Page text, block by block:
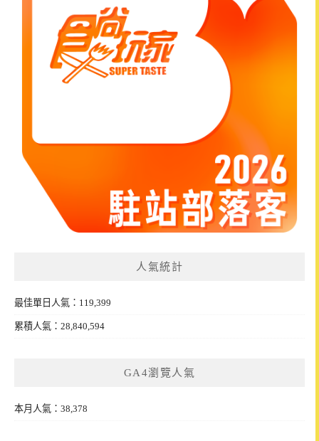
人氣統計
最佳單日人氣：119,399
累積人氣：28,840,594
GA4瀏覽人氣
本月人氣：38,378